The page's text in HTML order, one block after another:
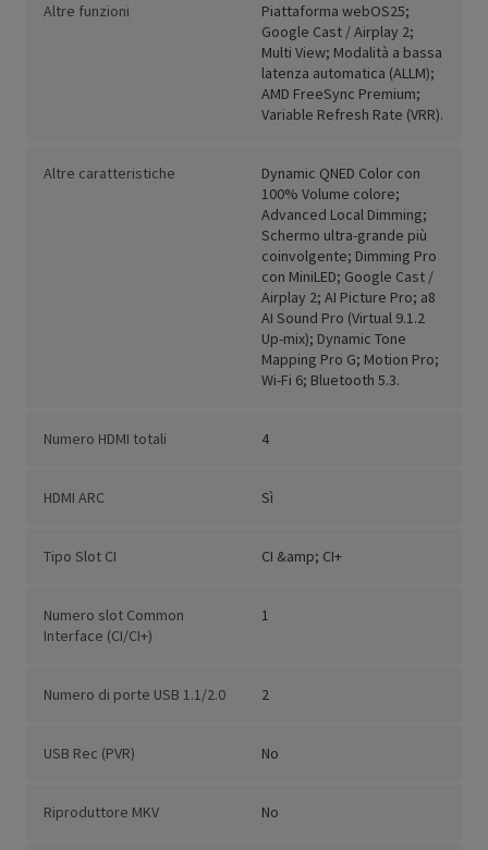
Altre funzioni
Piattaforma webOS25;
Google Cast / Airplay 2;
Multi View; Modalità a bassa
latenza automatica (ALLM);
AMD FreeSync Premium;
Variable Refresh Rate (VRR).
Altre caratteristiche
Dynamic QNED Color con
100% Volume colore;
Advanced Local Dimming;
Schermo ultra-grande più
coinvolgente; Dimming Pro
con MiniLED; Google Cast /
Airplay 2; AI Picture Pro; a8
AI Sound Pro (Virtual 9.1.2
Up-mix); Dynamic Tone
Mapping Pro G; Motion Pro;
Wi-Fi 6; Bluetooth 5.3.
Numero HDMI totali 4
HDMI ARC Sì
Tipo Slot CI CI &amp; CI+
Numero slot Common
Interface (CI/CI+)
1
Numero di porte USB 1.1/2.0 2
USB Rec (PVR) No
Riproduttore MKV No